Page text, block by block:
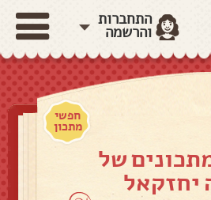
התחברות
והרשמה
חפשי
מתכון
של
יחזקאל